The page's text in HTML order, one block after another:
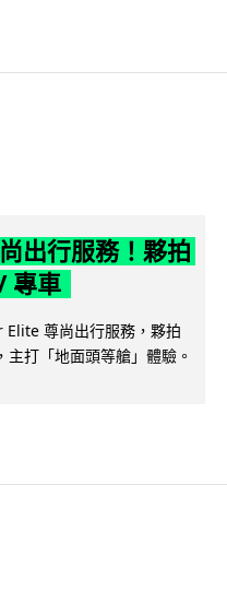
出行服務！夥拍
專車
尊尚出行服務，夥拍
打「地面頭等艙」體驗。